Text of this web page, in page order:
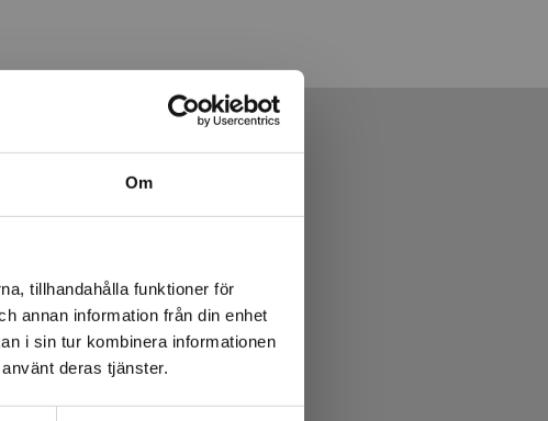
Om
tillhandahålla funktioner för
annan information från din enhet
i sin tur kombinera informationen
deras tjänster.
en